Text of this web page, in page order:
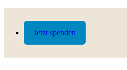
Jetzt spenden